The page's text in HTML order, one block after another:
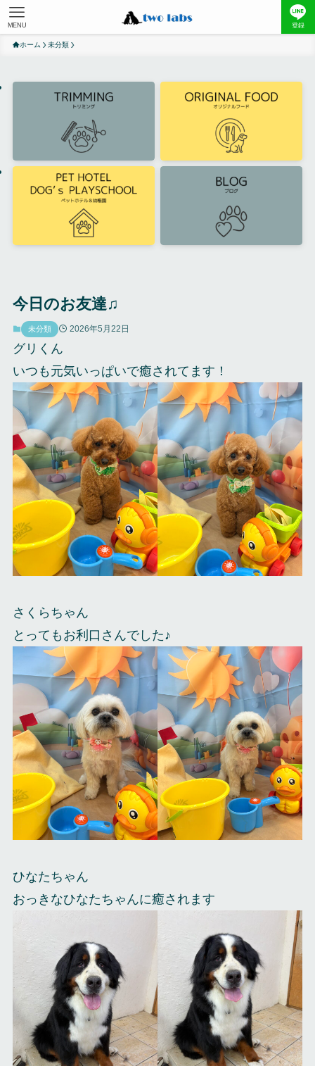
登録
MENU
ホーム 未分類
今日のお友達♫
未分類 2026年5月22日
グリくん
いつも元気いっぱいで癒されてます！
さくらちゃん
とってもお利口さんでした♪
ひなたちゃん
おっきなひなたちゃんに癒されます